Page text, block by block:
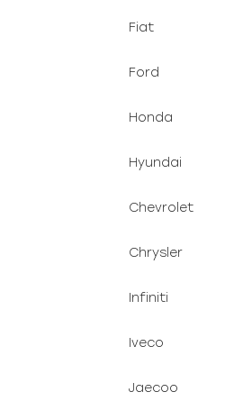
Fiat
Ford
Honda
Hyundai
Chevrolet
Chrysler
Infiniti
Iveco
Jaecoo